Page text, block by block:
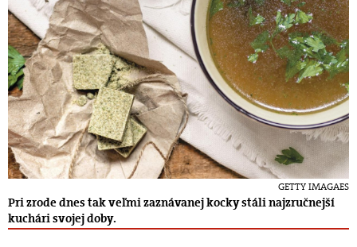
GETTY IMAGAES
Pri zrode dnes tak veľmi zaznávanej kocky stáli najzručnejší
kuchári svojej doby.